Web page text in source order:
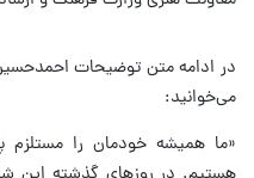
در ادامه متن توضیحات
می‌خوانید:
«ما همیشه خودمان را مستلزم